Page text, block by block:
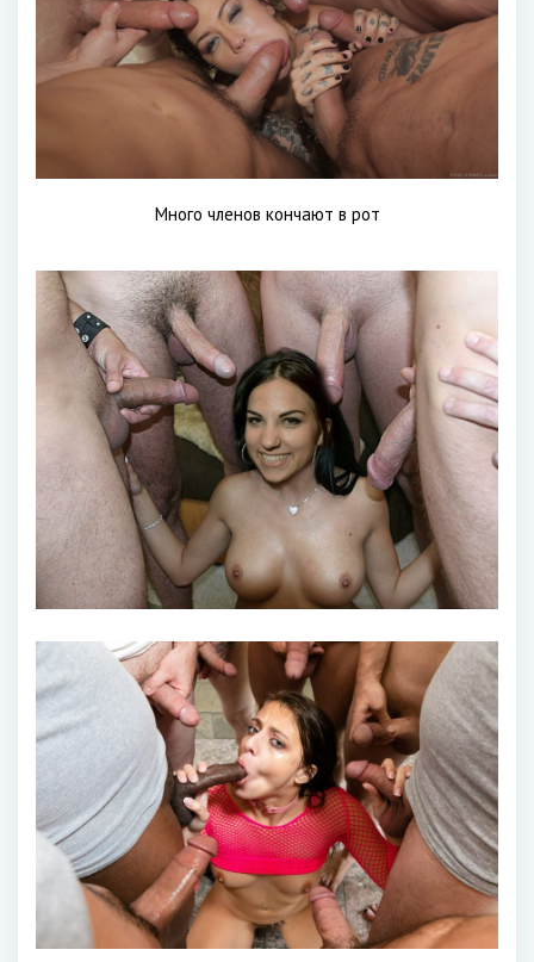
Много членов кончают в рот